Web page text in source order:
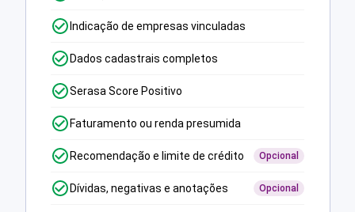
Indicação de empresas vinculadas
Dados cadastrais completos
Serasa Score Positivo
Faturamento ou renda presumida
Recomendação e limite de crédito Opcional
Dívidas, negativas e anotações Opcional